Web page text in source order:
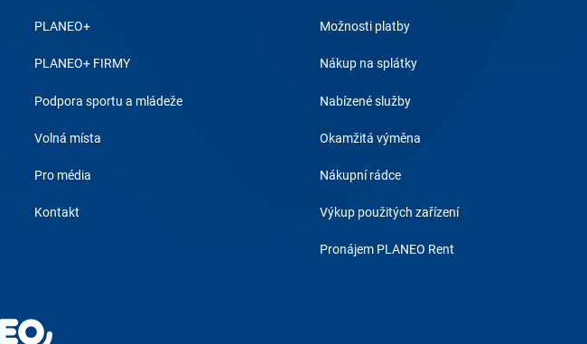
PLANEO+
PLANEO+ FIRMY
Podpora sportu a mládeže
Volná místa
Pro média
Kontakt
Možnosti platby
Nákup na splátky
Nabízené služby
Okamžitá výměna
Nákupní rádce
Výkup použitých zařízení
Pronájem PLANEO Rent